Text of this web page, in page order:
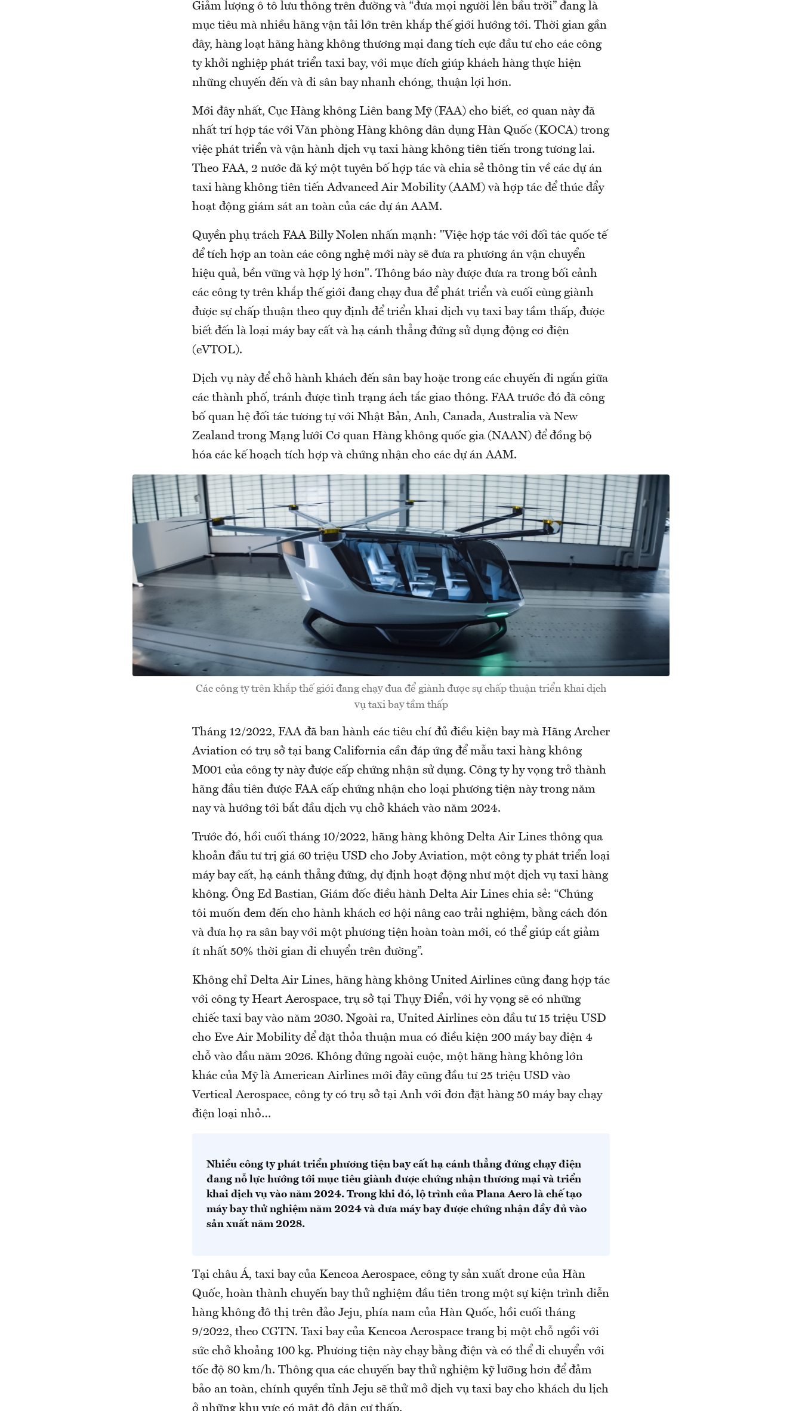
Giảm lượng ô tô lưu thông trên đường và “đưa mọi người lên bầu trời” đang là
mục tiêu mà nhiều hãng vận tải lớn trên khắp thế giới hướng tới. Thời gian gần
đây, hàng loạt hãng hàng không thương mại đang tích cực đầu tư cho các công
ty khởi nghiệp phát triển taxi bay, với mục đích giúp khách hàng thực hiện
những chuyến đến và đi sân bay nhanh chóng, thuận lợi hơn.
Mới đây nhất, Cục Hàng không Liên bang Mỹ (FAA) cho biết, cơ quan này đã
nhất trí hợp tác với Văn phòng Hàng không dân dụng Hàn Quốc (KOCA) trong
việc phát triển và vận hành dịch vụ taxi hàng không tiên tiến trong tương lai.
Theo FAA, 2 nước đã ký một tuyên bố hợp tác và chia sẻ thông tin về các dự án
taxi hàng không tiên tiến Advanced Air Mobility (AAM) và hợp tác để thúc đẩy
hoạt động giám sát an toàn của các dự án AAM.
Quyền phụ trách FAA Billy Nolen nhấn mạnh: "Việc hợp tác với đối tác quốc tế
để tích hợp an toàn các công nghệ mới này sẽ đưa ra phương án vận chuyển
hiệu quả, bền vững và hợp lý hơn". Thông báo này được đưa ra trong bối cảnh
các công ty trên khắp thế giới đang chạy đua để phát triển và cuối cùng giành
được sự chấp thuận theo quy định để triển khai dịch vụ taxi bay tầm thấp, được
biết đến là loại máy bay cất và hạ cánh thẳng đứng sử dụng động cơ điện
(eVTOL).
Dịch vụ này để chở hành khách đến sân bay hoặc trong các chuyến đi ngắn giữa
các thành phố, tránh được tình trạng ách tắc giao thông. FAA trước đó đã công
bố quan hệ đối tác tương tự với Nhật Bản, Anh, Canada, Australia và New
Zealand trong Mạng lưới Cơ quan Hàng không quốc gia (NAAN) để đồng bộ
hóa các kế hoạch tích hợp và chứng nhận cho các dự án AAM.
Các công ty trên khắp thế giới đang chạy đua để giành được sự chấp thuận triển khai dịch
vụ taxi bay tầm thấp
Tháng 12/2022, FAA đã ban hành các tiêu chí đủ điều kiện bay mà Hãng Archer
Aviation có trụ sở tại bang California cần đáp ứng để mẫu taxi hàng không
M001 của công ty này được cấp chứng nhận sử dụng. Công ty hy vọng trở thành
hãng đầu tiên được FAA cấp chứng nhận cho loại phương tiện này trong năm
nay và hướng tới bắt đầu dịch vụ chở khách vào năm 2024.
Trước đó, hồi cuối tháng 10/2022, hãng hàng không Delta Air Lines thông qua
khoản đầu tư trị giá 60 triệu USD cho Joby Aviation, một công ty phát triển loại
máy bay cất, hạ cánh thẳng đứng, dự định hoạt động như một dịch vụ taxi hàng
không. Ông Ed Bastian, Giám đốc điều hành Delta Air Lines chia sẻ: “Chúng
tôi muốn đem đến cho hành khách cơ hội nâng cao trải nghiệm, bằng cách đón
và đưa họ ra sân bay với một phương tiện hoàn toàn mới, có thể giúp cắt giảm
ít nhất 50% thời gian di chuyển trên đường”.
Không chỉ Delta Air Lines, hãng hàng không United Airlines cũng đang hợp tác
với công ty Heart Aerospace, trụ sở tại Thụy Điển, với hy vọng sẽ có những
chiếc taxi bay vào năm 2030. Ngoài ra, United Airlines còn đầu tư 15 triệu USD
cho Eve Air Mobility để đặt thỏa thuận mua có điều kiện 200 máy bay điện 4
chỗ vào đầu năm 2026. Không đứng ngoài cuộc, một hãng hàng không lớn
khác của Mỹ là American Airlines mới đây cũng đầu tư 25 triệu USD vào
Vertical Aerospace, công ty có trụ sở tại Anh với đơn đặt hàng 50 máy bay chạy
điện loại nhỏ…
Nhiều công ty phát triển phương tiện bay cất hạ cánh thẳng đứng chạy điện
đang nỗ lực hướng tới mục tiêu giành được chứng nhận thương mại và triển
khai dịch vụ vào năm 2024. Trong khi đó, lộ trình của Plana Aero là chế tạo
máy bay thử nghiệm năm 2024 và đưa máy bay được chứng nhận đầy đủ vào
sản xuất năm 2028.
Tại châu Á, taxi bay của Kencoa Aerospace, công ty sản xuất drone của Hàn
Quốc, hoàn thành chuyến bay thử nghiệm đầu tiên trong một sự kiện trình diễn
hàng không đô thị trên đảo Jeju, phía nam của Hàn Quốc, hồi cuối tháng
9/2022, theo CGTN. Taxi bay của Kencoa Aerospace trang bị một chỗ ngồi với
sức chở khoảng 100 kg. Phương tiện này chạy bằng điện và có thể di chuyển với
tốc độ 80 km/h. Thông qua các chuyến bay thử nghiệm kỹ lưỡng hơn để đảm
bảo an toàn, chính quyền tỉnh Jeju sẽ thử mở dịch vụ taxi bay cho khách du lịch
ở những khu vực có mật độ dân cư thấp.